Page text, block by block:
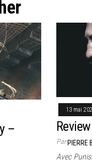
–
13 mai
ParPIERRE
Avec